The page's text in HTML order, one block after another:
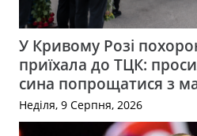
У Кривому Розі
приїхала до ТЦК:
сина попрощатися з
Неділя, 9 Серпня, 2026